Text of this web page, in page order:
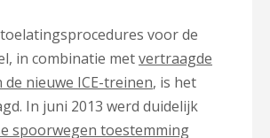
voor de
in combinatie metvertraagde
de nieuwe ICE-treinen, is het
In juni 2013 werd duidelijk
spoorwegen toestemming